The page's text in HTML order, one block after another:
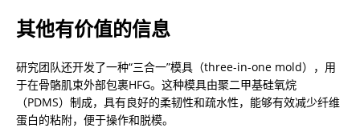
其他有价值的信息
研究团队还开发了一种“三合一”模具（three-in-one mold），用
于在骨骼肌束外部包裹HFG。这种模具由聚二甲基硅氧烷
（PDMS）制成，具有良好的柔韧性和疏水性，能够有效减少纤维
蛋白的粘附，便于操作和脱模。